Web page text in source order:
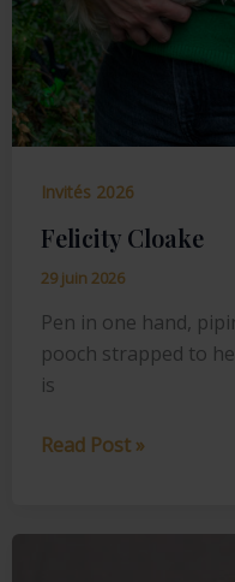
Invités 2026
Felicity Cloake
29 juin 2026
Pen in one hand,
pooch strapped to
is
Felicity
Read Post »